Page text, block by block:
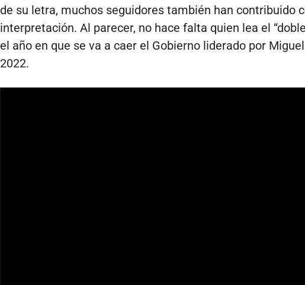
de su letra, muchos seguidores también han contribuido
interpretación. Al parecer, no hace falta quien lea el
el año en que se va a caer el Gobierno liderado por
2022.